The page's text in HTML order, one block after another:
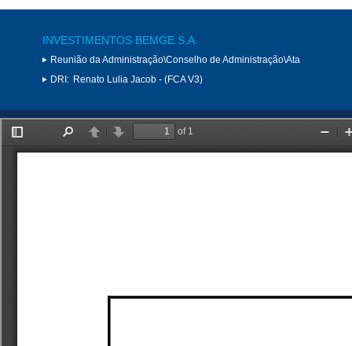
INVESTIMENTOS BEMGE S.A.
Reunião da Administração\Conselho de Administração\Ata
DRI: Renato Lulia Jacob - (FCA V3)